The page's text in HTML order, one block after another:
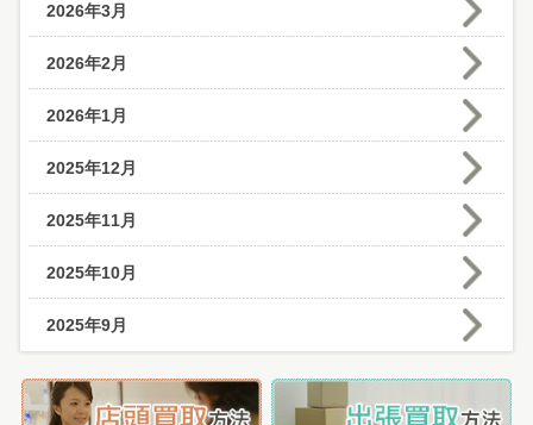
2026年3月
2026年2月
2026年1月
2025年12月
2025年11月
2025年10月
2025年9月